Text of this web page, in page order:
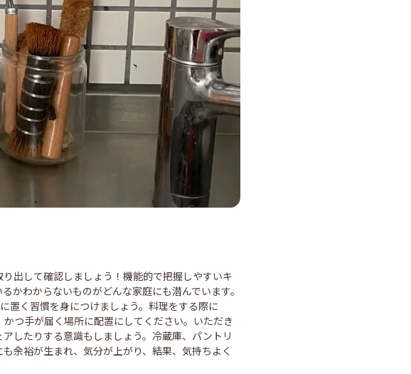
出して確認しましょう！機能的で把握しやすいキ
かわからないものがどんな家庭にも潜んでいます。
置く習慣を身につけましょう。料理をする際に
つ手が届く場所に配置にしてください。いただき
したりする意識もしましょう。冷蔵庫、パントリ
余裕が生まれ、気分が上がり、結果、気持ちよく